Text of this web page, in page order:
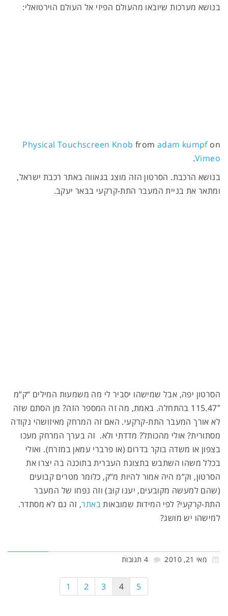
בנושא מערכות שיובאו מהעולם הפיזי אל העולם הוירטואלי:
Physical Touchscreen Knob from adam kumpfon
Vimeo
.
בנושא הרכבת. הסרטון הזה מוצג בגאווה באתר רכבת ישראל,
ומתאר את בניית המעבר התת-קרקעי בבאר יעקב.
הסרטון יפה, אבל שמישהו יסביר לי מה משמעות המילים “ק”מ
115.47″ בהתחלה. באמת, מה זה המספר הזה? מן הסתם שזה
לא אורך המעבר התת-קרקעי. האם זה המרחק מאיזושהי נקודה
מסתורית? אולי מהכותל? מדדתי ולא. זה בערך המרחק מעכו
בצפון או משדה בוקר בדרום (או פרברי עמאן במזרח). ואולי
בכלל משהו השתבש בתצוגת העברית בתוכנה בה יצרו את
הסרטון, וק”מ היה אמור להיות מ”ק, כלומר מטרים קבועים
(שהם למעשה מקובעים, יענו קוּבּ) וזה נפחו של המעבר
התת-קרקעי? לפי המידות שמובאותבאתר, זה גם לא מסתדר.
למישהו יש מושג?
מאי 21, 2010 4 תגובות
1 2 3 4 5